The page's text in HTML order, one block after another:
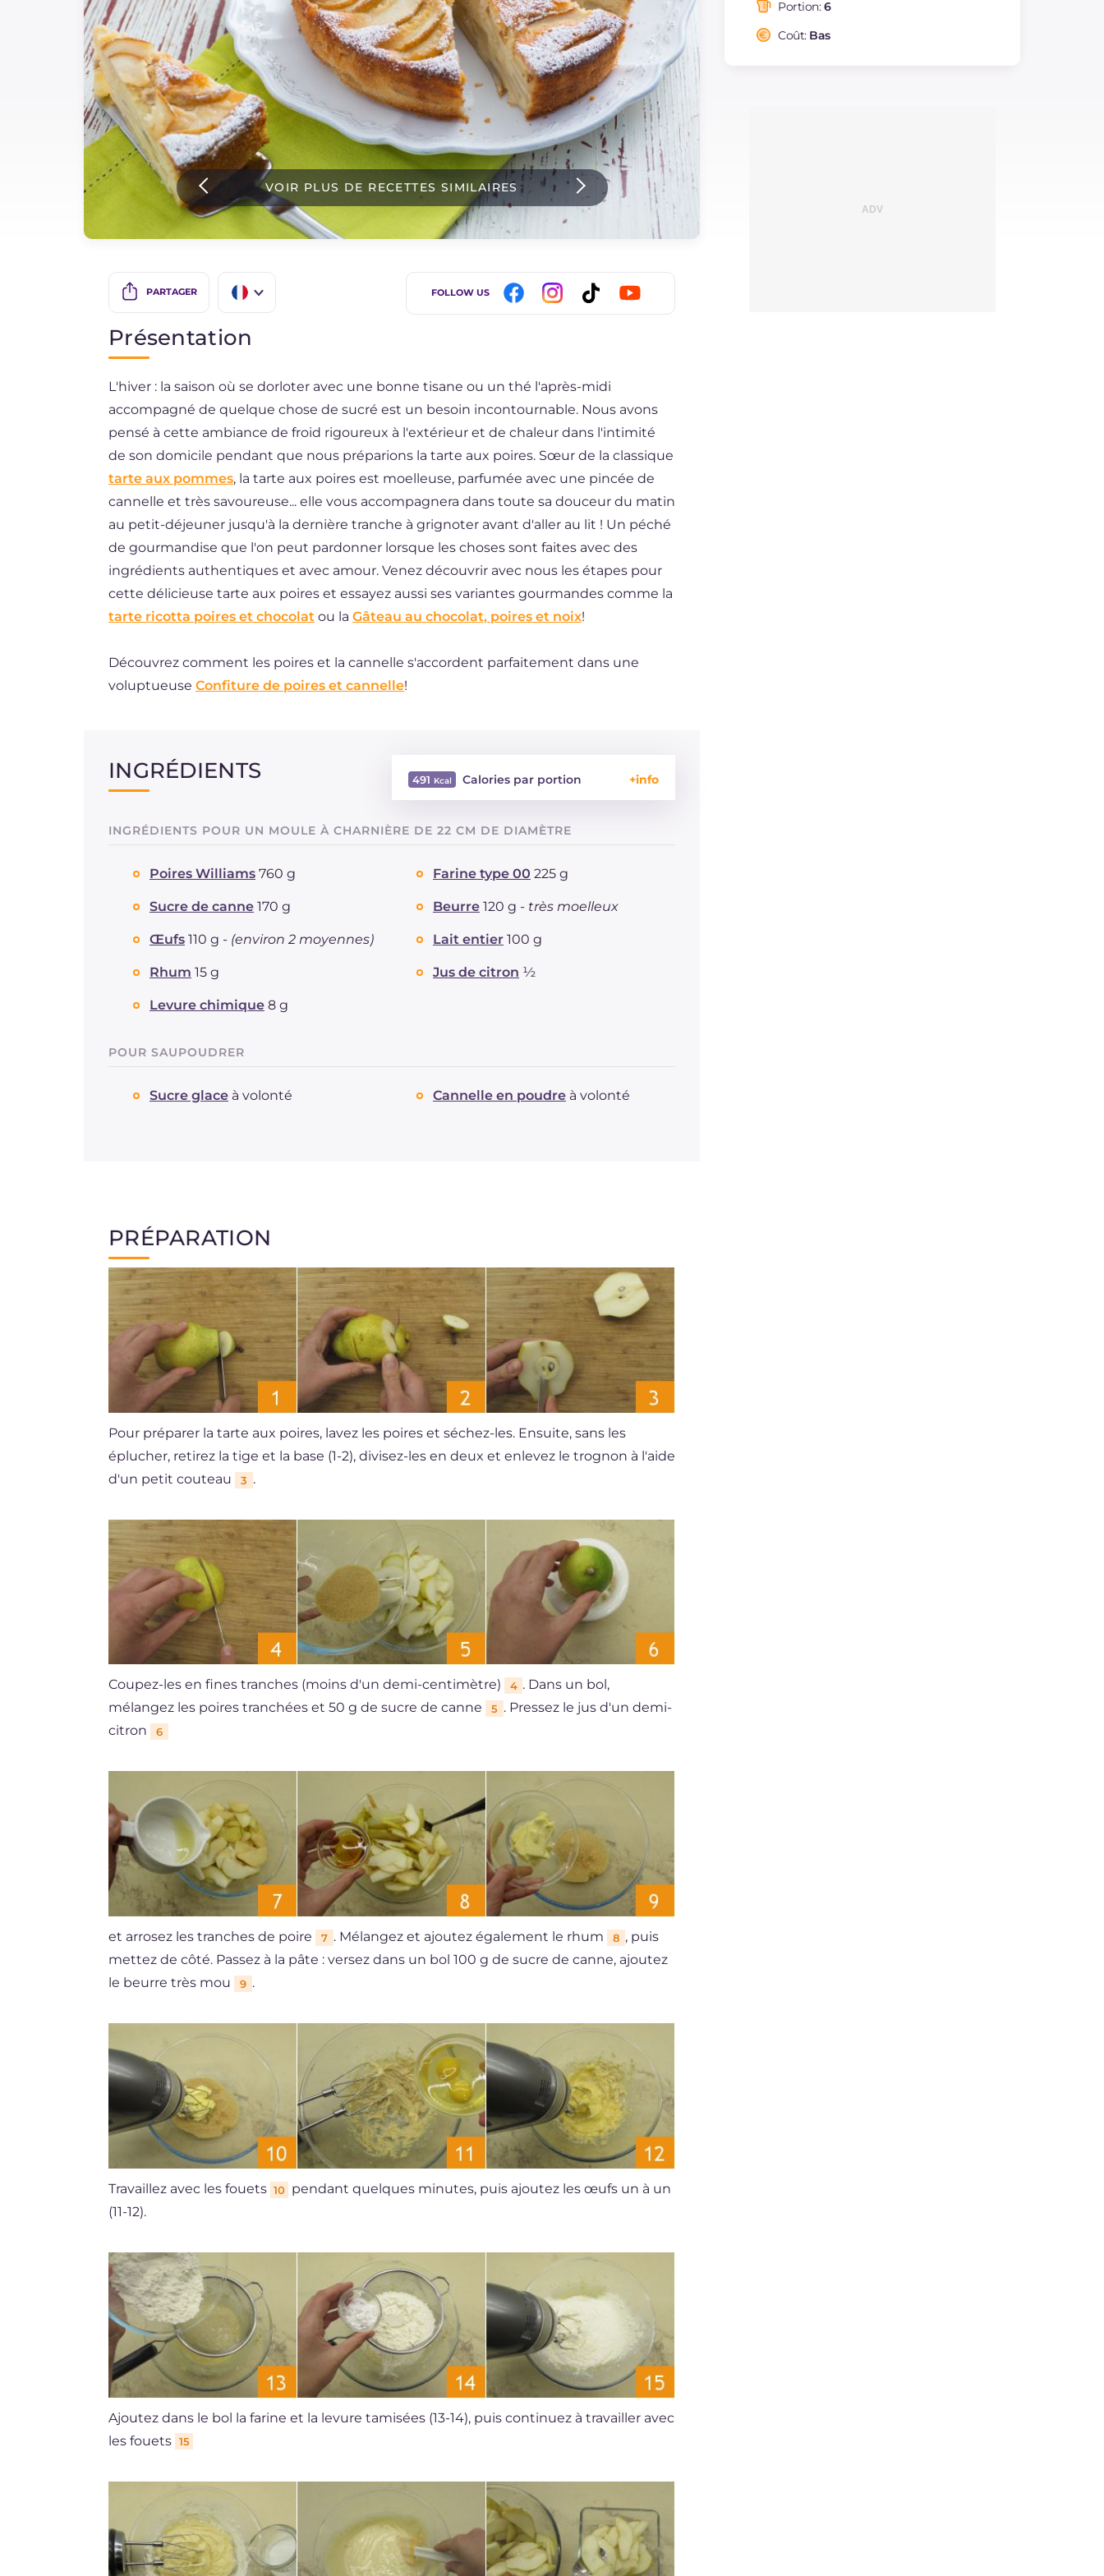
Dernieres recettes
IT Website
Instagram
YouTube
VOIR PLUS DE RECETTES SIMILAIRES
PARTAGER
DE
ES
BR
FOLLOW US
saturés
Fibre
Cholestérol
Portion:6
Coût: Bas
Présentation
L'hiver : la saison où se dorloter avec une bonne tisane ou un thé l'après-midi
accompagné de quelque chose de sucré est un besoin incontournable. Nous avons
pensé à cette ambiance de froid rigoureux à l'extérieur et de chaleur dans l'intimité
de son domicile pendant que nous préparions la tarte aux poires. Sœur de la classique
tarte aux pommes, la tarte aux poires est moelleuse, parfumée avec une pincée de
cannelle et très savoureuse... elle vous accompagnera dans toute sa douceur du matin
au petit-déjeuner jusqu'à la dernière tranche à grignoter avant d'aller au lit ! Un péché
de gourmandise que l'on peut pardonner lorsque les choses sont faites avec des
ingrédients authentiques et avec amour. Venez découvrir avec nous les étapes pour
cette délicieuse tarte aux poires et essayez aussi ses variantes gourmandes comme la
tarte ricotta poires et chocolat ou la Gâteau au chocolat, poires et noix!
Découvrez comment les poires et la cannelle s'accordent parfaitement dans une
voluptueuse Confiture de poires et cannelle!
INGRÉDIENTS 491 Calories par portion
Glucides
Protéine
Graisses
dont acides gras saturés
Fibre
Sodium
INGRÉDIENTS POUR UN MOULE À CHARNIÈRE DE 22 CM DE DIAMÈTRE
Poires Williams 760 g Farine type 00 225 g
Sucre de canne 170 g Beurre 120 g - très moelleux
Œufs 110 g - (environ 2 moyennes) Lait entier 100 g
Rhum 15 g Jus de citron ½
Levure chimique 8 g
POUR SAUPOUDRER
Sucre glace à volonté Cannelle en poudre à volonté
PRÉPARATION
Pour préparer la tarte aux poires, lavez les poires et séchez-les. Ensuite, sans les
éplucher, retirez la tige et la base (1-2), divisez-les en deux et enlevez le trognon à l'aide
d'un petit couteau
3 .
Coupez-les en fines tranches (moins d'un demi-centimètre) 4 . Dans un bol,
mélangez les poires tranchées et 50 g de sucre de canne
5 . Pressez le jus d'un demi-
citron
6
et arrosez les tranches de poire 7 . Mélangez et ajoutez également le rhum 8 , puis
mettez de côté. Passez à la pâte : versez dans un bol 100 g de sucre de canne, ajoutez
le beurre très mou
9 .
Travaillez avec les fouets 10 pendant quelques minutes, puis ajoutez les œufs un à un
(11-12).
Ajoutez dans le bol la farine et la levure tamisées (13-14), puis continuez à travailler avec
les fouets 15